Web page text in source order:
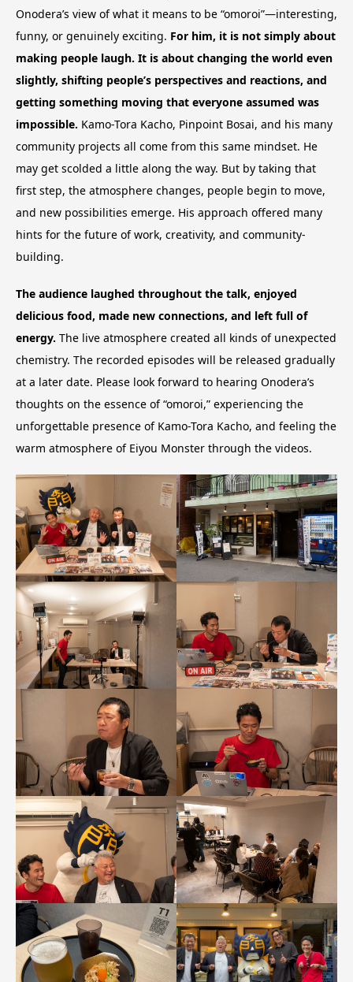
Onodera’s view of what it means to be “omoroi”—interesting,
funny, or genuinely exciting. For him, it is not simply about
making people laugh. It is about changing the world even
slightly, shifting people’s perspectives and reactions, and
getting something moving that everyone assumed was
impossible. Kamo-Tora Kacho, Pinpoint Bosai, and his many
community projects all come from this same mindset. He
may get scolded a little along the way. But by taking that
first step, the atmosphere changes, people begin to move,
and new possibilities emerge. His approach offered many
hints for the future of work, creativity, and community-
building.
The audience laughed throughout the talk, enjoyed
delicious food, made new connections, and left full of
energy. The live atmosphere created all kinds of unexpected
chemistry. The recorded episodes will be released gradually
at a later date. Please look forward to hearing Onodera’s
thoughts on the essence of “omoroi,” experiencing the
unforgettable presence of Kamo-Tora Kacho, and feeling the
warm atmosphere of Eiyou Monster through the videos.